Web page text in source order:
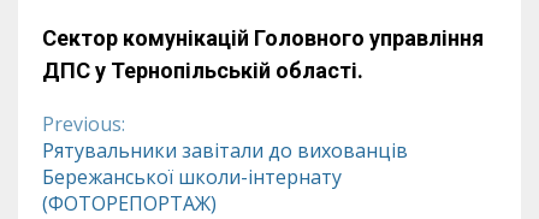
Сектор комунікацій Головного управління
ДПС у Тернопільській області.
Continue
Reading
Previous:
Рятувальники завітали до вихованців
Бережанської школи-інтернату
(ФОТОРЕПОРТАЖ)